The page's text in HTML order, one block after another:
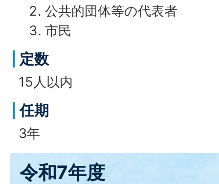
公共的団体等の代表者
市民
定数
15人以内
任期
3年
令和7年度